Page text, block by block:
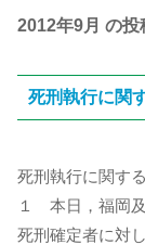
2012年9月 の投
死刑執行に関
死刑執行に関す
１ 本日，福岡
死刑確定者に対